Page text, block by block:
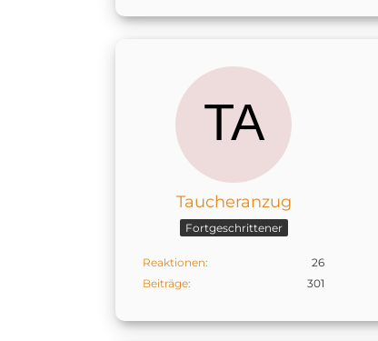
Taucheranzug
Fortgeschrittener
Reaktionen
26
Beiträge
301